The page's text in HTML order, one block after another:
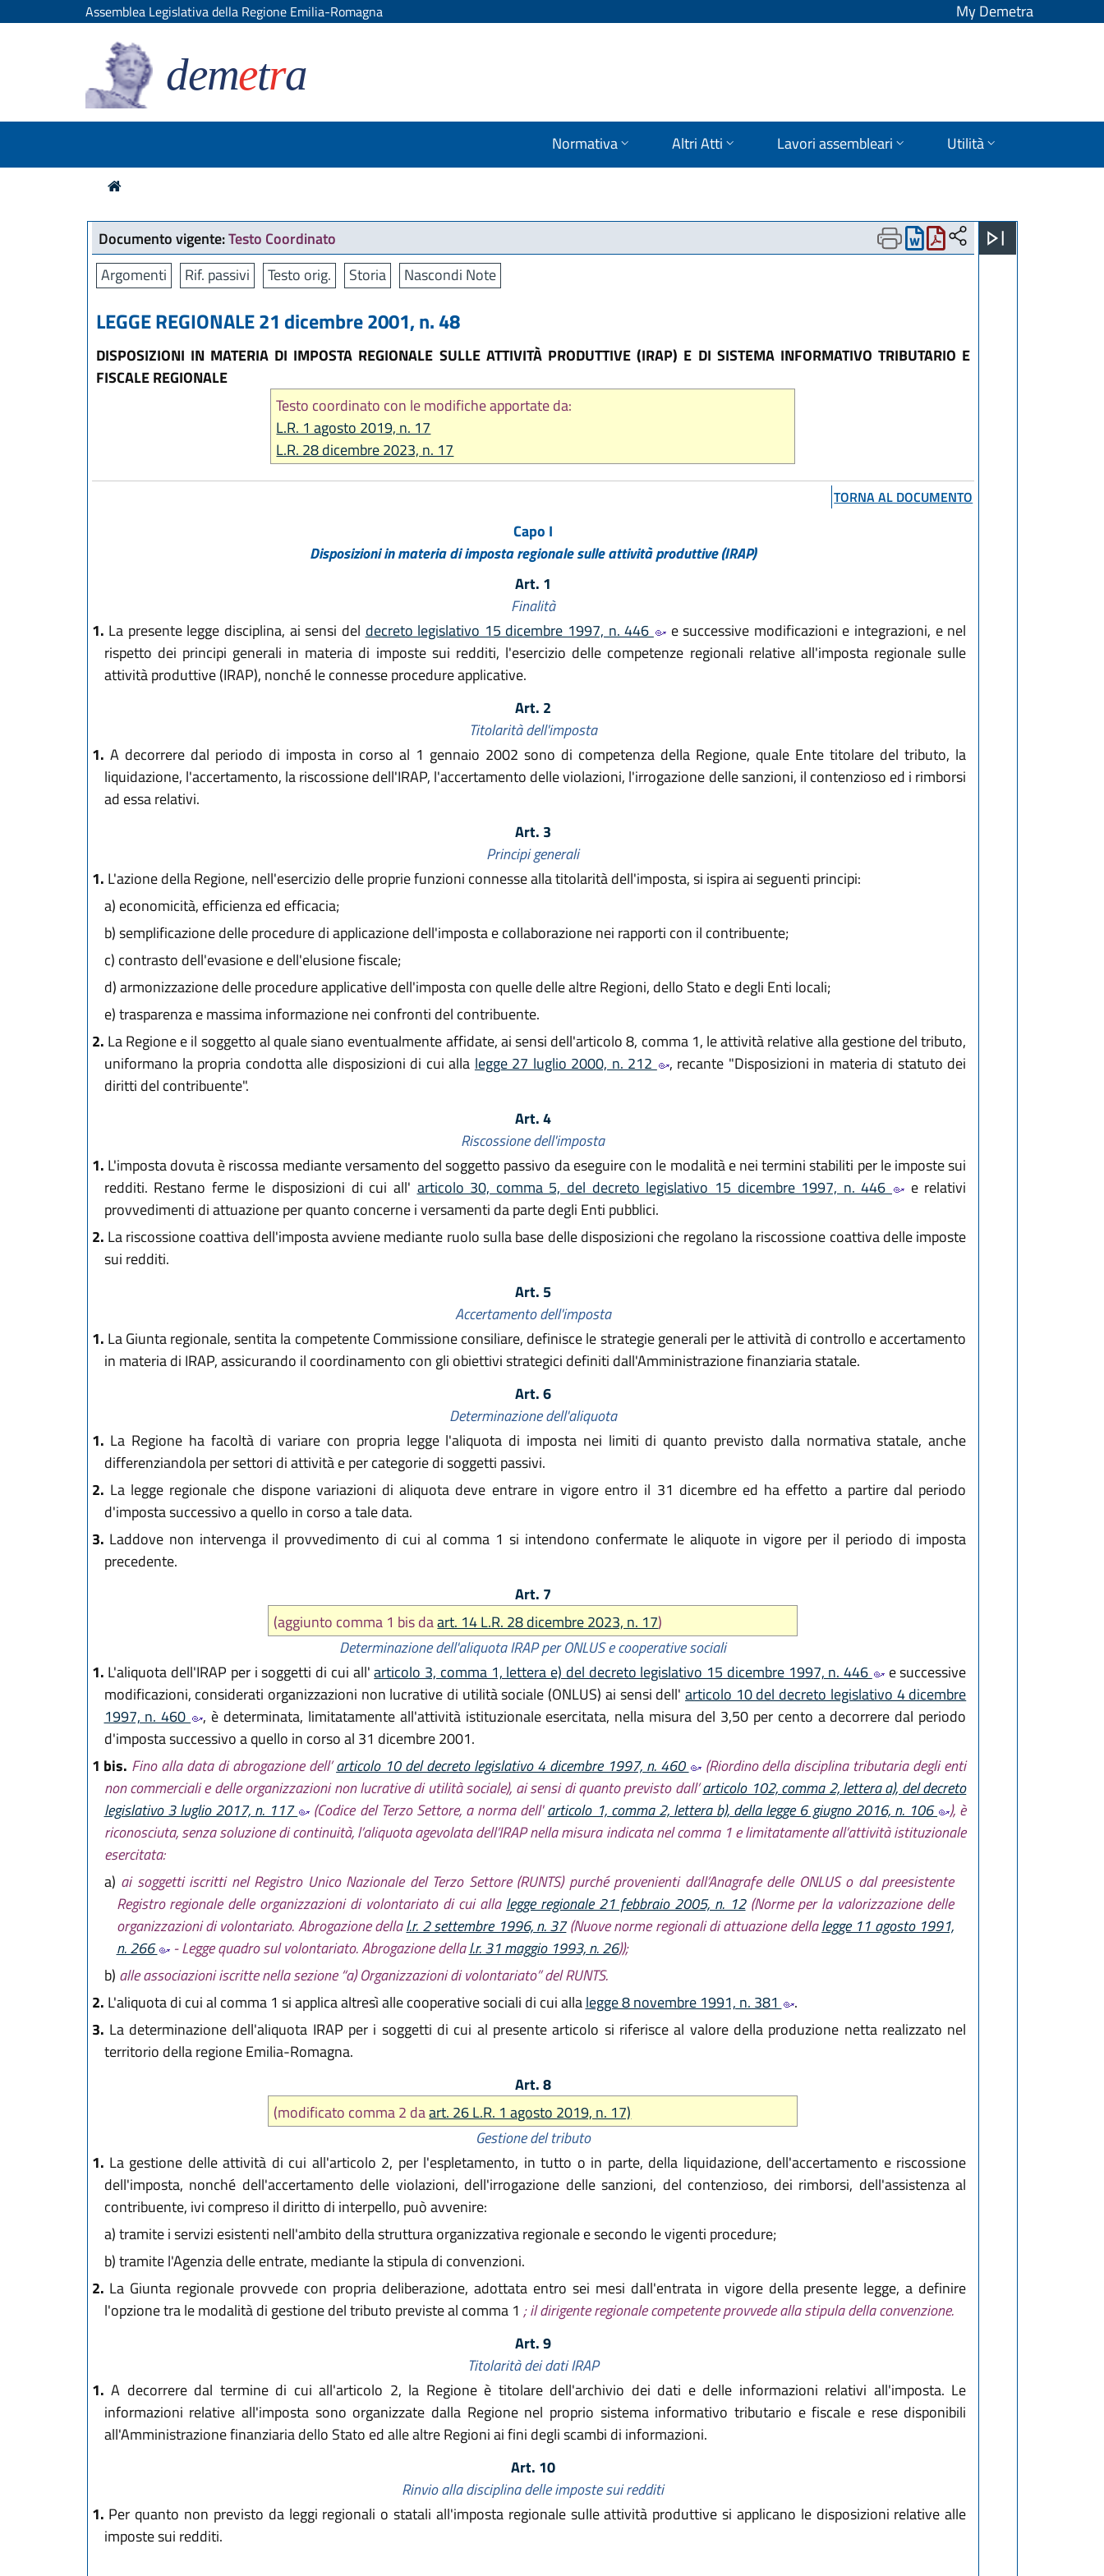
Assemblea Legislativa della Regione Emilia-Romagna My Demetra
demetra
Normativa Altri Atti Lavori assembleari Utilità
Documento vigente:Testo Coordinato
Argomenti
Rif. passivi Testo orig. Storia Nascondi Note
LEGGE REGIONALE 21 dicembre 2001, n. 48
DISPOSIZIONI IN MATERIA DI IMPOSTA REGIONALE SULLE ATTIVITÀ PRODUTTIVE (IRAP) E DI SISTEMA INFORMATIVO TRIBUTARIO E
FISCALE REGIONALE
Testo coordinato con le modifiche apportate da:
L.R. 1 agosto 2019, n. 17
L.R. 28 dicembre 2023, n. 17
TORNA AL DOCUMENTO
Capo I
Disposizioni in materia di imposta regionale sulle attività produttive (IRAP)
Art. 1
Finalità
1. La presente legge disciplina, ai sensi del decreto legislativo 15 dicembre 1997, n. 446
e successive modificazioni e integrazioni, e nel
rispetto dei principi generali in materia di imposte sui redditi, l'esercizio delle competenze regionali relative all'imposta regionale sulle
attività produttive (IRAP), nonché le connesse procedure applicative.
Art. 2
Titolarità dell'imposta
1. A decorrere dal periodo di imposta in corso al 1 gennaio 2002 sono di competenza della Regione, quale Ente titolare del tributo, la
liquidazione, l'accertamento, la riscossione dell'IRAP, l'accertamento delle violazioni, l'irrogazione delle sanzioni, il contenzioso ed i rimborsi
ad essa relativi.
Art. 3
Principi generali
1. L'azione della Regione, nell'esercizio delle proprie funzioni connesse alla titolarità dell'imposta, si ispira ai seguenti principi:
a) economicità, efficienza ed efficacia;
b)semplificazione delle procedure di applicazione dell'imposta e collaborazione nei rapporti con il contribuente;
c) contrasto dell'evasione e dell'elusione fiscale;
d)armonizzazione delle procedure applicative dell'imposta con quelle delle altre Regioni, dello Stato e degli Enti locali;
e)trasparenza e massima informazione nei confronti del contribuente.
2. La Regione e il soggetto al quale siano eventualmente affidate, ai sensi dell'articolo 8, comma 1, le attività relative alla gestione del tributo,
uniformano la propria condotta alle disposizioni di cui alla legge 27 luglio 2000, n. 212
, recante "Disposizioni in materia di statuto dei
diritti del contribuente".
Art. 4
Riscossione dell'imposta
1. L'imposta dovuta è riscossa mediante versamento del soggetto passivo da eseguire con le modalità e nei termini stabiliti per le imposte sui
redditi. Restano ferme le disposizioni di cui all' articolo 30, comma 5, del decreto legislativo 15 dicembre 1997, n. 446
e relativi
provvedimenti di attuazione per quanto concerne i versamenti da parte degli Enti pubblici.
2. La riscossione coattiva dell'imposta avviene mediante ruolo sulla base delle disposizioni che regolano la riscossione coattiva delle imposte
sui redditi.
Art. 5
Accertamento dell'imposta
1. La Giunta regionale, sentita la competente Commissione consiliare, definisce le strategie generali per le attività di controllo e accertamento
in materia di IRAP, assicurando il coordinamento con gli obiettivi strategici definiti dall'Amministrazione finanziaria statale.
Art. 6
Determinazione dell'aliquota
1. La Regione ha facoltà di variare con propria legge l'aliquota di imposta nei limiti di quanto previsto dalla normativa statale, anche
differenziandola per settori di attività e per categorie di soggetti passivi.
2. La legge regionale che dispone variazioni di aliquota deve entrare in vigore entro il 31 dicembre ed ha effetto a partire dal periodo
d'imposta successivo a quello in corso a tale data.
3. Laddove non intervenga il provvedimento di cui al comma 1 si intendono confermate le aliquote in vigore per il periodo di imposta
precedente.
Art. 7
(aggiunto comma 1 bis daart. 14 L.R. 28 dicembre 2023, n. 17)
Determinazione dell'aliquota IRAP per ONLUS e cooperative sociali
1. L'aliquota dell'IRAP per i soggetti di cui all'articolo 3, comma 1, lettera e) del decreto legislativo 15 dicembre 1997, n. 446
e successive
modificazioni, considerati organizzazioni non lucrative di utilità sociale (ONLUS) ai sensi dell' articolo 10 del decreto legislativo 4 dicembre
1997, n. 460
, è determinata, limitatamente all'attività istituzionale esercitata, nella misura del 3,50 per cento a decorrere dal periodo
d'imposta successivo a quello in corso al 31 dicembre 2001.
1 bis. Fino alla data di abrogazione dell’articolo 10 del decreto legislativo 4 dicembre 1997, n. 460
(Riordino della disciplina tributaria degli enti
non commerciali e delle organizzazioni non lucrative di utilità sociale), ai sensi di quanto previsto dall’articolo 102, comma 2, lettera a), del decreto
legislativo 3 luglio 2017, n. 117
(Codice del Terzo Settore, a norma dell'articolo 1, comma 2, lettera b), della legge 6 giugno 2016, n. 106
), è
riconosciuta, senza soluzione di continuità, l’aliquota agevolata dell’IRAP nella misura indicata nel comma 1 e limitatamente all’attività istituzionale
esercitata:
a) ai soggetti iscritti nel Registro Unico Nazionale del Terzo Settore (RUNTS) purché provenienti dall’Anagrafe delle ONLUS o dal preesistente
Registro regionale delle organizzazioni di volontariato di cui alla legge regionale 21 febbraio 2005, n. 12(Norme per la valorizzazione delle
organizzazioni di volontariato. Abrogazione dellal.r. 2 settembre 1996, n. 37(Nuove norme regionali di attuazione dellalegge 11 agosto 1991,
n. 266
- Legge quadro sul volontariato. Abrogazione dellal.r. 31 maggio 1993, n. 26));
b) alle associazioni iscritte nella sezione “a) Organizzazioni di volontariato” del RUNTS.
2. L'aliquota di cui al comma 1 si applica altresì alle cooperative sociali di cui allalegge 8 novembre 1991, n. 381
.
3. La determinazione dell'aliquota IRAP per i soggetti di cui al presente articolo si riferisce al valore della produzione netta realizzato nel
territorio della regione Emilia-Romagna.
Art. 8
(modificato comma 2 daart. 26 L.R. 1 agosto 2019, n. 17)
Gestione del tributo
1. La gestione delle attività di cui all'articolo 2, per l'espletamento, in tutto o in parte, della liquidazione, dell'accertamento e riscossione
dell'imposta, nonché dell'accertamento delle violazioni, dell'irrogazione delle sanzioni, del contenzioso, dei rimborsi, dell'assistenza al
contribuente, ivi compreso il diritto di interpello, può avvenire:
a)tramite i servizi esistenti nell'ambito della struttura organizzativa regionale e secondo le vigenti procedure;
b)tramite l'Agenzia delle entrate, mediante la stipula di convenzioni.
2. La Giunta regionale provvede con propria deliberazione, adottata entro sei mesi dall'entrata in vigore della presente legge, a definire
l'opzione tra le modalità di gestione del tributo previste al comma 1 ; il dirigente regionale competente provvede alla stipula della convenzione.
Art. 9
Titolarità dei dati IRAP
1. A decorrere dal termine di cui all'articolo 2, la Regione è titolare dell'archivio dei dati e delle informazioni relativi all'imposta. Le
informazioni relative all'imposta sono organizzate dalla Regione nel proprio sistema informativo tributario e fiscale e rese disponibili
all'Amministrazione finanziaria dello Stato ed alle altre Regioni ai fini degli scambi di informazioni.
Art. 10
Rinvio alla disciplina delle imposte sui redditi
1. Per quanto non previsto da leggi regionali o statali all'imposta regionale sulle attività produttive si applicano le disposizioni relative alle
imposte sui redditi.